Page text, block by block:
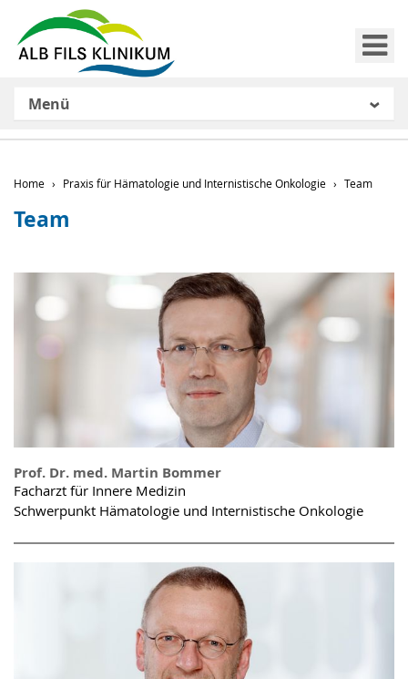
Menü
Home Praxis für Hämatologie und Internistische Onkologie Team
Team
Prof. Dr. med. Martin Bommer
Facharzt für Innere Medizin
Schwerpunkt Hämatologie und Internistische Onkologie